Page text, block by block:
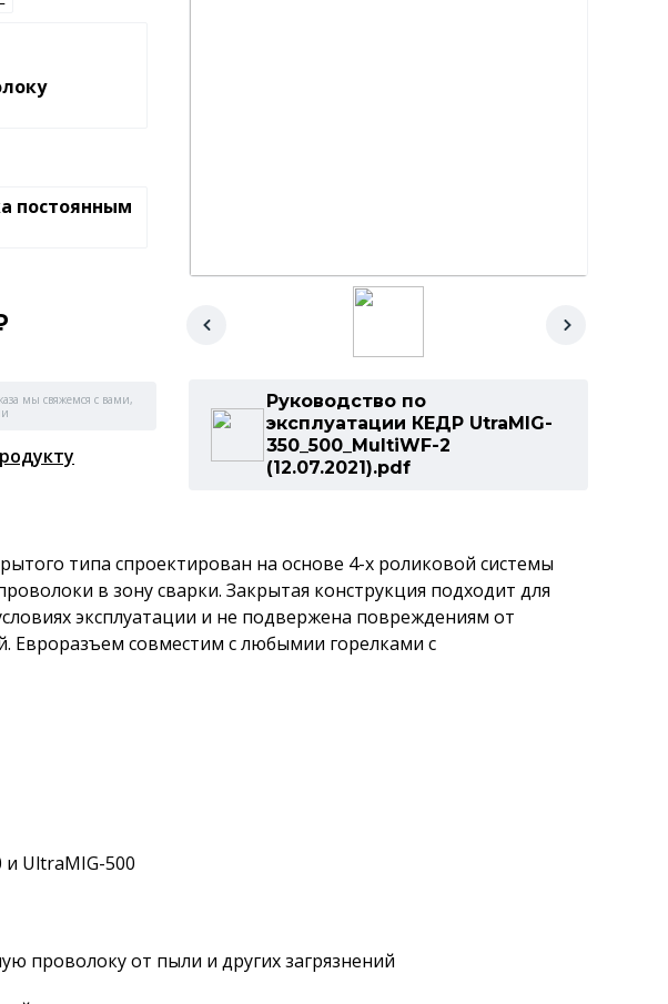
Руководство по
эксплуатации КЕДР UtraMIG-
350_500_MultiWF-2
(12.07.2021).pdf
постоянным
мы свяжемся с вами,
типа спроектирован на основе 4-х роликовой системы
в зону сварки. Закрытая конструкция подходит для
эксплуатации и не подвержена повреждениям от
Евроразъем совместим с любымии горелками с
UltraMIG-500
проволоку от пыли и других загрязнений